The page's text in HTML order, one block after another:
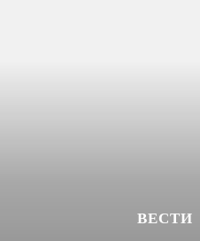
ВЕСТИ